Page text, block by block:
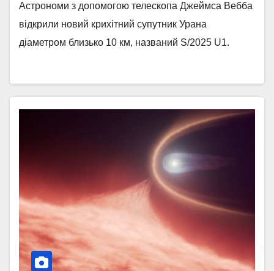
Астрономи з допомогою телескопа Джеймса Вебба
відкрили новий крихітний супутник Урана
діаметром близько 10 км, названий S/2025 U1.